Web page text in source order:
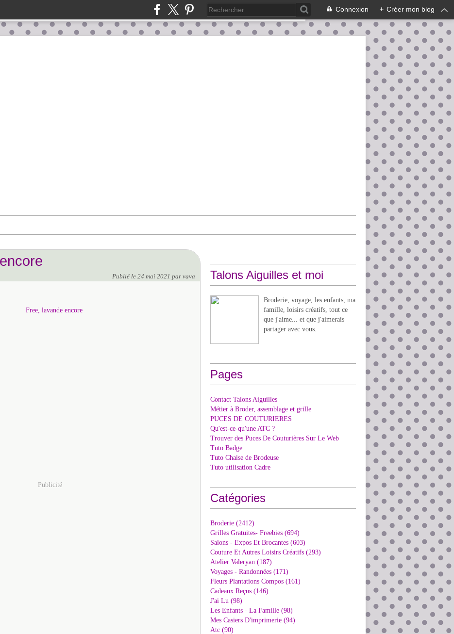
Connexion + Créer mon blog
Publié le 24 mai 2021 par vava
Publicité
Talons Aiguilles et moi
Broderie, voyage, les enfants, ma
famille, loisirs créatifs, tout ce
que j'aime... et que j'aimerais
partager avec vous.
Pages
Contact Talons Aiguilles
Métier à Broder, assemblage et grille
PUCES DE COUTURIERES
Qu'est-ce-qu'une ATC ?
Trouver des Puces De Couturières Sur Le Web
Tuto Badge
Tuto Chaise de Brodeuse
Tuto utilisation Cadre
Catégories
Broderie (2412)
Grilles Gratuites- Freebies (694)
Salons - Expos Et Brocantes (603)
Couture Et Autres Loisirs Créatifs (293)
Atelier Valeryan (187)
Voyages - Randonnées (171)
Fleurs Plantations Compos (161)
Cadeaux Reçus (146)
J'ai Lu (98)
Les Enfants - La Famille (98)
Mes Casiers D'imprimerie (94)
Atc (90)